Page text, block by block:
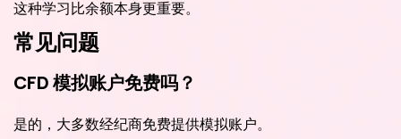
这种学习比余额本身更重要。
常见问题
CFD 模拟账户免费吗？
是的，大多数经纪商免费提供模拟账户。